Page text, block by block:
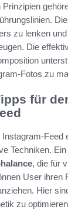
zu lenken
Die
Fotos zu
für
Feed
Techniken.
, die für
User ihren
Hier
zu